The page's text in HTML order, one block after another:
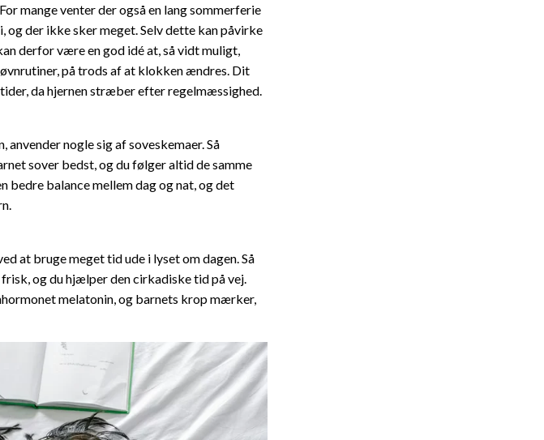
mange venter der også en lang sommerferie
der ikke sker meget. Selv dette kan påvirke
derfor være en god idé at, så vidt muligt,
på trods af at klokken ændres. Dit
da hjernen stræber efter regelmæssighed.
nogle sig af soveskemaer. Så
sover bedst, og du følger altid de samme
balance mellem dag og nat, og det
at bruge meget tid ude i lyset om dagen. Så
og du hjælper den cirkadiske tid på vej.
melatonin, og barnets krop mærker,